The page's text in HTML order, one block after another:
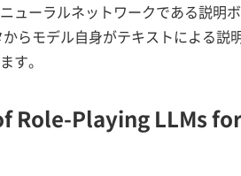
ューラルネットワークである説明
らモデル自身がテキストによる説
す。
Role-Playing LLMs